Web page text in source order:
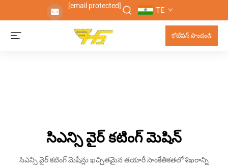
[email protected] TE
కోటేషన్ పొందండి
సిఎన్సి వైర్ కటింగ్ మెషిన్
సిఎన్సి వైర్ కటింగ్ మెషీన్లు ఖచ్చితమైన తయారీ సాంకేతికతలో శిఖరాన్ని